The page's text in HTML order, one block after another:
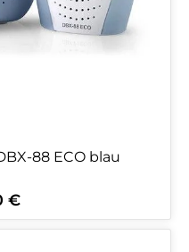
88 ECO blau
Preis:
€